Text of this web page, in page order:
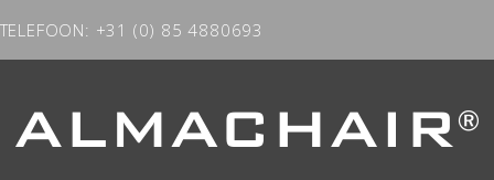
TELEFOON: +31 (0) 85 4880693